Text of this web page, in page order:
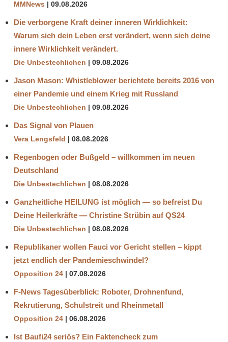
ROBOTERHUND
SICHERHEITSKRÄFTE
SINGAPUR
ÜBERWACHUNG
ÜBERWACHUNG
MMNews 09.08.2026
Die verborgene Kraft deiner inneren Wirklichkeit:
Warum sich dein Leben erst verändert, wenn sich deine
innere Wirklichkeit verändert.
Die Unbestechlichen 09.08.2026
Jason Mason: Whistleblower berichtete bereits 2016 von
einer Pandemie und einem Krieg mit Russland
Die Unbestechlichen 09.08.2026
Das Signal von Plauen
Vera Lengsfeld 08.08.2026
Regenbogen oder Bußgeld – willkommen im neuen
Deutschland
Die Unbestechlichen 08.08.2026
Ganzheitliche HEILUNG ist möglich — so befreist Du
Deine Heilerkräfte — Christine Strübin auf QS24
Die Unbestechlichen 08.08.2026
Republikaner wollen Fauci vor Gericht stellen – kippt
jetzt endlich der Pandemieschwindel?
Opposition 24 07.08.2026
F-News Tagesüberblick: Roboter, Drohnenfund,
Rekrutierung, Schulstreit und Rheinmetall
Opposition 24 06.08.2026
Ist Baufi24 seriös? Ein Faktencheck zum